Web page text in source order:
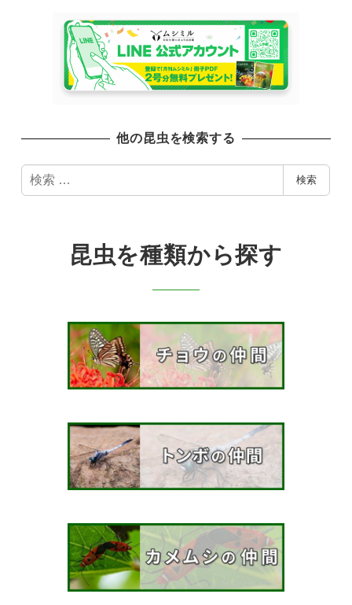
他の昆虫を検索する
検
索
検索
昆虫を種類から探す